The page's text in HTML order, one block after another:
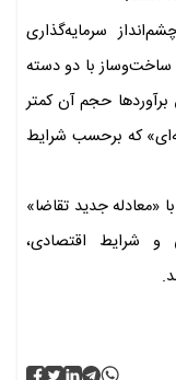
آینده، چشم‌انداز سرمایه‌گذاری
ساخت‌وساز با دو دسته
برآوردها حجم آن کمتر
که برحسب شرایط
«معادله جدید تقاضا»
و شرایط اقتصادی،